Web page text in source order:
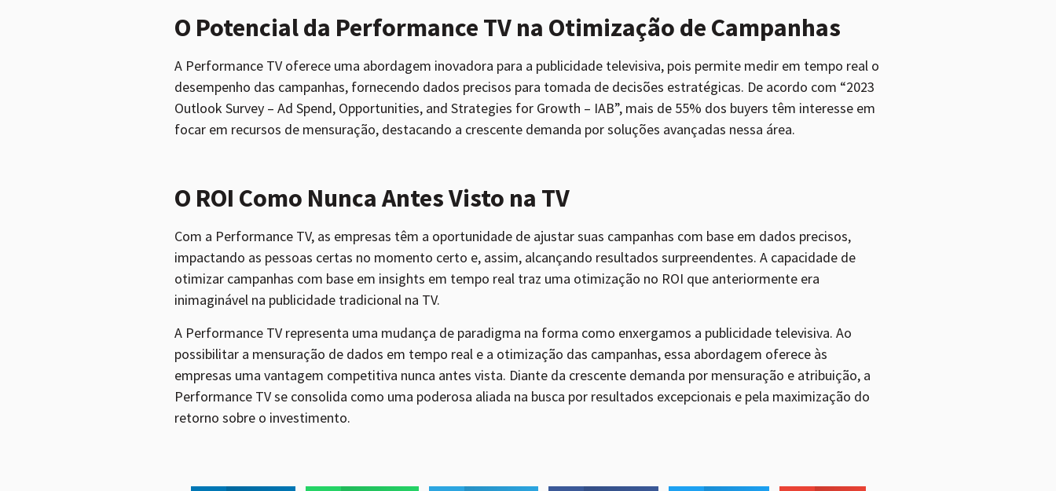
O Potencial da Performance TV na Otimização de Campanhas
A Performance TV oferece uma abordagem inovadora para a publicidade televisiva, pois permite medir em tempo real o
desempenho das campanhas, fornecendo dados precisos para tomada de decisões estratégicas. De acordo com “2023
Outlook Survey – Ad Spend, Opportunities, and Strategies for Growth – IAB”, mais de 55% dos buyers têm interesse em
focar em recursos de mensuração, destacando a crescente demanda por soluções avançadas nessa área.
O ROI Como Nunca Antes Visto na TV
Com a Performance TV, as empresas têm a oportunidade de ajustar suas campanhas com base em dados precisos,
impactando as pessoas certas no momento certo e, assim, alcançando resultados surpreendentes. A capacidade de
otimizar campanhas com base em insights em tempo real traz uma otimização no ROI que anteriormente era
inimaginável na publicidade tradicional na TV.
A Performance TV representa uma mudança de paradigma na forma como enxergamos a publicidade televisiva. Ao
possibilitar a mensuração de dados em tempo real e a otimização das campanhas, essa abordagem oferece às
empresas uma vantagem competitiva nunca antes vista. Diante da crescente demanda por mensuração e atribuição, a
Performance TV se consolida como uma poderosa aliada na busca por resultados excepcionais e pela maximização do
retorno sobre o investimento.